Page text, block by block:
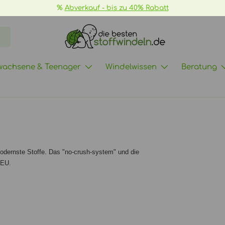
& Teenager Windelwissen Beratung
Stoffe. Das "no-crush-system" und die